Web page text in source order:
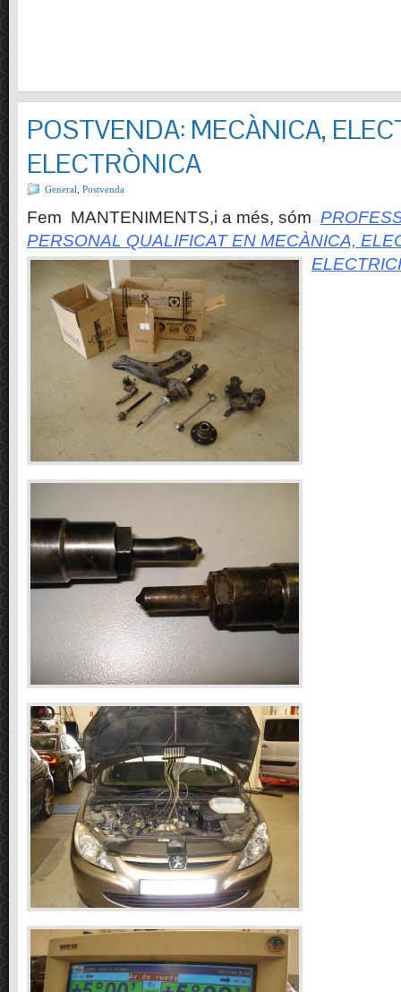
POSTVENDA: MECÀNICA,
ELECTRÒNICA
General Postvenda
Fem MANTENIMENTS,i a més, sóm
PERSONAL QUALIFICAT EN MECÀNICA,